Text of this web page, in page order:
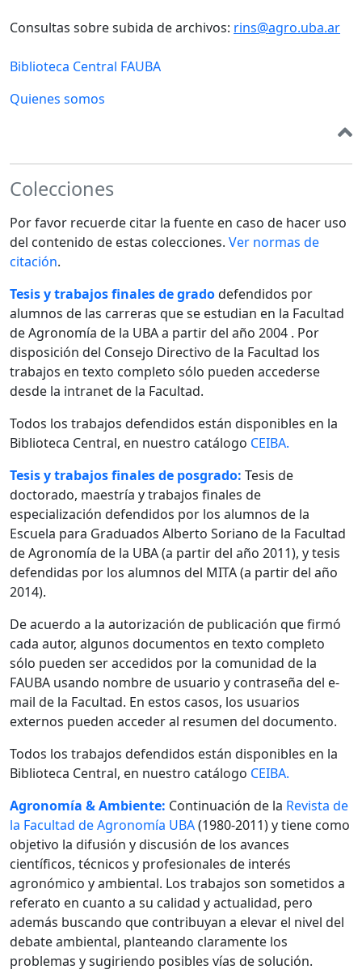
Consultas sobre subida de archivos: rins@agro.uba.ar
Biblioteca Central FAUBA
Quienes somos
Colecciones
Por favor recuerde citar la fuente en caso de hacer uso
del contenido de estas colecciones. Ver normas de
citación.
Tesis y trabajos finales de gradodefendidos por
alumnos de las carreras que se estudian en la Facultad
de Agronomía de la UBA a partir del año 2004 . Por
disposición del Consejo Directivo de la Facultad los
trabajos en texto completo sólo pueden accederse
desde la intranet de la Facultad.
Todos los trabajos defendidos están disponibles en la
Biblioteca Central, en nuestro catálogo CEIBA.
Tesis y trabajos finales de posgrado: Tesis de
doctorado, maestría y trabajos finales de
especialización defendidos por los alumnos de la
Escuela para Graduados Alberto Soriano de la Facultad
de Agronomía de la UBA (a partir del año 2011), y tesis
defendidas por los alumnos del MITA (a partir del año
2014).
De acuerdo a la autorización de publicación que firmó
cada autor, algunos documentos en texto completo
sólo pueden ser accedidos por la comunidad de la
FAUBA usando nombre de usuario y contraseña del e-
mail de la Facultad. En estos casos, los usuarios
externos pueden acceder al resumen del documento.
Todos los trabajos defendidos están disponibles en la
Biblioteca Central, en nuestro catálogo CEIBA.
Agronomía & Ambiente: Continuación de la Revista de
la Facultad de Agronomía UBA(1980-2011) y tiene como
objetivo la difusión y discusión de los avances
científicos, técnicos y profesionales de interés
agronómico y ambiental. Los trabajos son sometidos a
referato en cuanto a su calidad y actualidad, pero
además buscando que contribuyan a elevar el nivel del
debate ambiental, planteando claramente los
problemas y sugiriendo posibles vías de solución.